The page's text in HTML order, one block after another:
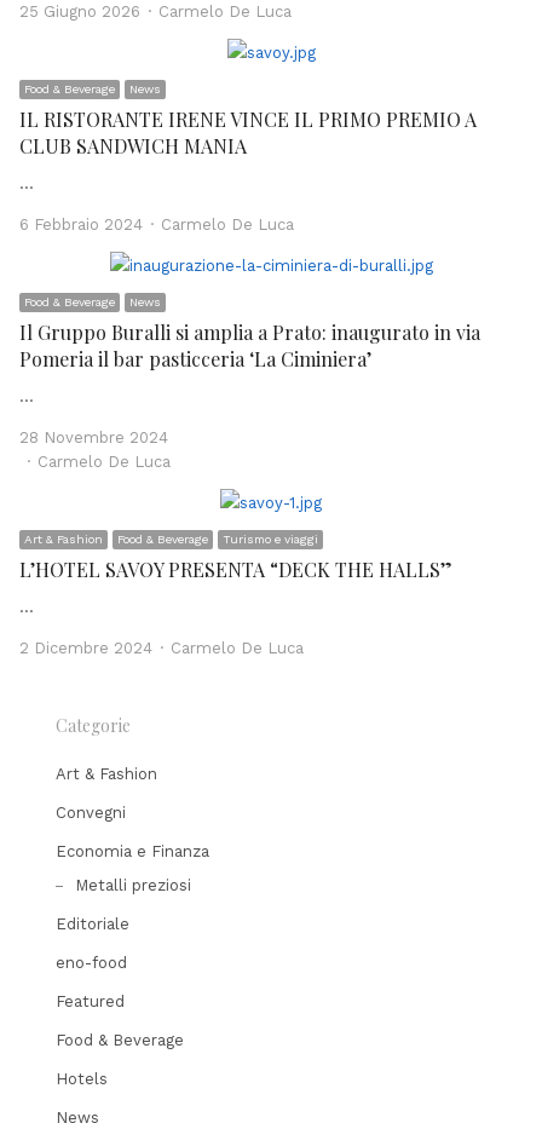
25 Giugno 2026 Author
Carmelo De Luca
Food & Beverage News
IL RISTORANTE IRENE VINCE IL PRIMO PREMIO A
CLUB SANDWICH MANIA
…
6 Febbraio 2024 Author
Carmelo De Luca
Food & Beverage News
Il Gruppo Buralli si amplia a Prato: inaugurato in via
Pomeria il bar pasticceria ‘La Ciminiera’
…
28 Novembre 2024
Author
Carmelo De Luca
Art & Fashion Food & Beverage Turismo e viaggi
L’HOTEL SAVOY PRESENTA “DECK THE HALLS”
…
2 Dicembre 2024 Author
Carmelo De Luca
Categorie
Art & Fashion
Convegni
Economia e Finanza
Metalli preziosi
Editoriale
eno-food
Featured
Food & Beverage
Hotels
News